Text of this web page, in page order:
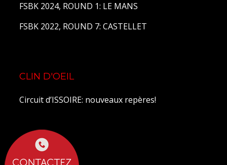
FSBK 2024, ROUND 1: LE MANS
FSBK 2022, ROUND 7: CASTELLET
CLIN D'OEIL
Circuit d’ISSOIRE: nouveaux repères!